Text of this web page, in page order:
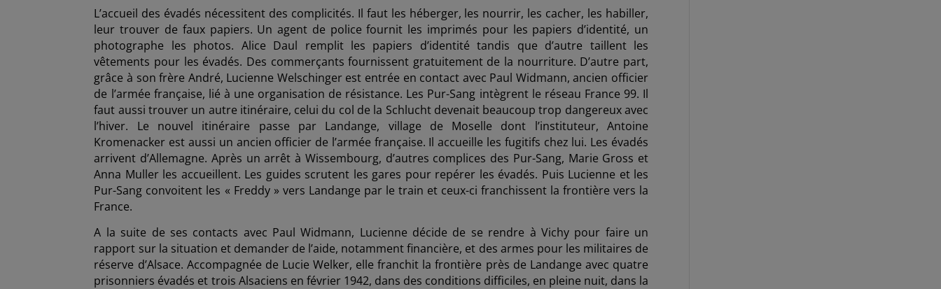
L’accueil des évadés nécessitent des complicités. Il faut les héberger, les nourrir, les cacher, les habiller,
leur trouver de faux papiers. Un agent de police fournit les imprimés pour les papiers d’identité, un
photographe les photos. Alice Daul remplit les papiers d’identité tandis que d’autre taillent les
vêtements pour les évadés. Des commerçants fournissent gratuitement de la nourriture. D’autre part,
grâce à son frère André, Lucienne Welschinger est entrée en contact avec Paul Widmann, ancien officier
de l’armée française, lié à une organisation de résistance. Les Pur-Sang intègrent le réseau France 99. Il
faut aussi trouver un autre itinéraire, celui du col de la Schlucht devenait beaucoup trop dangereux avec
l’hiver. Le nouvel itinéraire passe par Landange, village de Moselle dont l’instituteur, Antoine
Kromenacker est aussi un ancien officier de l’armée française. Il accueille les fugitifs chez lui. Les évadés
arrivent d’Allemagne. Après un arrêt à Wissembourg, d’autres complices des Pur-Sang, Marie Gross et
Anna Muller les accueillent. Les guides scrutent les gares pour repérer les évadés. Puis Lucienne et les
Pur-Sang convoitent les « Freddy » vers Landange par le train et ceux-ci franchissent la frontière vers la
France.
A la suite de ses contacts avec Paul Widmann, Lucienne décide de se rendre à Vichy pour faire un
rapport sur la situation et demander de l’aide, notamment financière, et des armes pour les militaires de
réserve d’Alsace. Accompagnée de Lucie Welker, elle franchit la frontière près de Landange avec quatre
prisonniers évadés et trois Alsaciens en février 1942, dans des conditions difficiles, en pleine nuit, dans la